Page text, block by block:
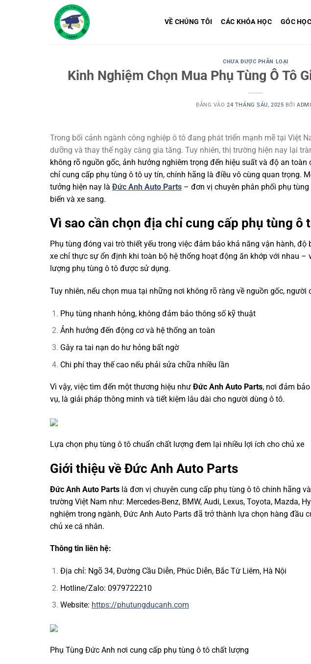
VỀ CHÚNG TÔI CÁC KHÓA HỌC GÓC
CHƯA ĐƯỢC PHÂN LOẠI
Kinh Nghiệm Chọn Mua Phụ Tùng Ô Tô
ĐĂNG VÀO24 THÁNG SÁU, 2025 BỞI
Trong bối cảnh ngành công nghiệp ô tô đang phát triển mạnh mẽ tại Việt
dưỡng và thay thế ngày càng gia tăng. Tuy nhiên, thị trường hiện nay lại
không rõ nguồn gốc, ảnh hưởng nghiêm trọng đến hiệu suất và độ an
chỉ cung cấp phụ tùng ô tô uy tín, chính hãng là điều vô cùng quan trọng.
tưởng hiện nay là Đức Anh Auto Parts – đơn vị chuyên phân phối phụ
biến và xe sang.
Vì sao cần chọn địa chỉ cung cấp phụ tùng ô
Phụ tùng đóng vai trò thiết yếu trong việc đảm bảo khả năng vận hành,
xe chỉ thực sự ổn định khi toàn bộ hệ thống hoạt động ăn khớp với nhau –
lượng phụ tùng ô tô được sử dụng.
Tuy nhiên, nếu chọn mua tại những nơi không rõ ràng về nguồn gốc,
Phụ tùng nhanh hỏng, không đảm bảo thông số kỹ thuật
Ảnh hưởng đến động cơ và hệ thống an toàn
Gây ra tai nạn do hư hỏng bất ngờ
Chi phí thay thế cao nếu phải sửa chữa nhiều lần
Vì vậy, việc tìm đến một thương hiệu như Đức Anh Auto Parts, nơi đảm
vụ, là giải pháp thông minh và tiết kiệm lâu dài cho người dùng ô tô.
Lựa chọn phụ tùng ô tô chuẩn chất lượng đem lại nhiều lợi ích cho chủ xe
Giới thiệu về Đức Anh Auto Parts
Đức Anh Auto Parts là đơn vị chuyên cung cấp phụ tùng ô tô chính hãng
trường Việt Nam như: Mercedes-Benz, BMW, Audi, Lexus, Toyota, Mazda,
nghiệm trong ngành, Đức Anh Auto Parts đã trở thành lựa chọn hàng đầu
chủ xe cá nhân.
Thông tin liên hệ:
Địa chỉ: Ngõ 34, Đường Cầu Diễn, Phúc Diễn, Bắc Từ Liêm, Hà Nội
Hotline/Zalo: 0979722210
Website: https://phutungducanh.com
Phụ Tùng Đức Anh nơi cung cấp phụ tùng ô tô chất lượng